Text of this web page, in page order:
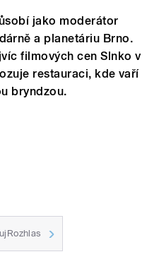
jako moderátor
a planetáriu Brno.
filmových cen Slnko v
restauraci, kde vaří
bryndzou.